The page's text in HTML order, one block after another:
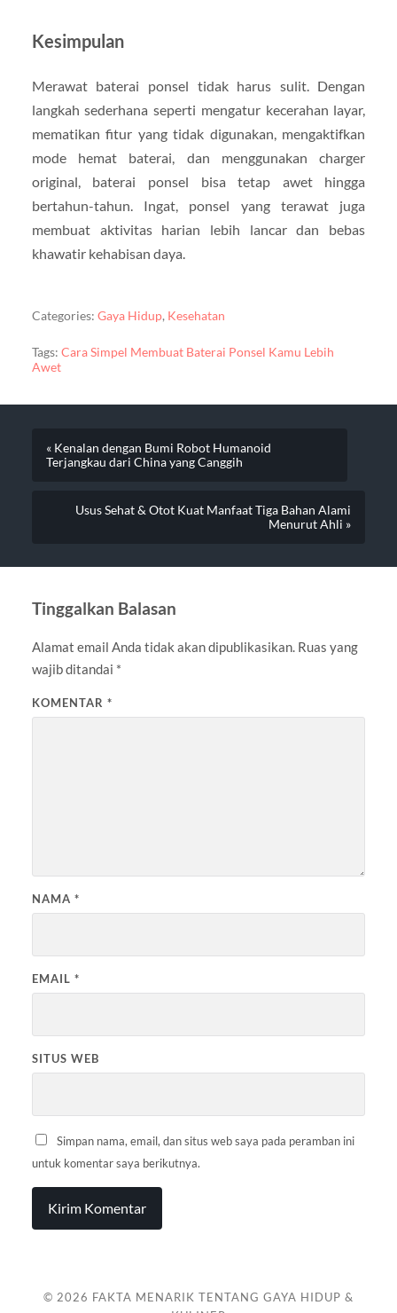
Kesimpulan
Merawat baterai ponsel tidak harus sulit. Dengan
langkah sederhana seperti mengatur kecerahan layar,
mematikan fitur yang tidak digunakan, mengaktifkan
mode hemat baterai, dan menggunakan charger
original, baterai ponsel bisa tetap awet hingga
bertahun-tahun. Ingat, ponsel yang terawat juga
membuat aktivitas harian lebih lancar dan bebas
khawatir kehabisan daya.
Categories: Gaya Hidup, Kesehatan
Tags: Cara Simpel Membuat Baterai Ponsel Kamu Lebih
Awet
« Kenalan dengan Bumi Robot Humanoid
Terjangkau dari China yang Canggih
Usus Sehat & Otot Kuat Manfaat Tiga Bahan Alami
Menurut Ahli »
Tinggalkan Balasan
Alamat email Anda tidak akan dipublikasikan. Ruas yang
wajib ditandai *
KOMENTAR *
NAMA *
EMAIL *
SITUS WEB
Simpan nama, email, dan situs web saya pada peramban ini
untuk komentar saya berikutnya.
© 2026 FAKTA MENARIK TENTANG GAYA HIDUP &